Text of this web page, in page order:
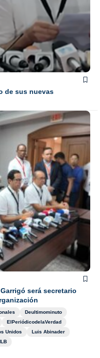
de sus nuevas
será secretario
Deultimominuto
ElPeriódicodelaVerdad
Unidos
Luis Abinader